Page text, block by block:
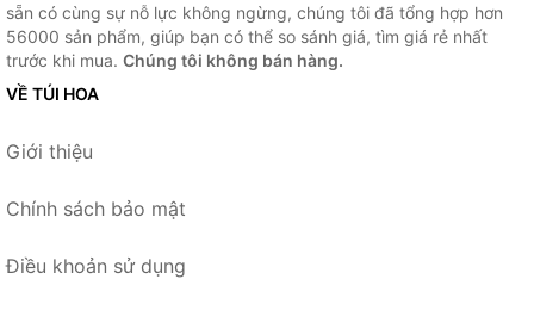
sẵn có cùng sự nỗ lực không ngừng, chúng tôi đã tổng hợp hơn
56000 sản phẩm, giúp bạn có thể so sánh giá, tìm giá rẻ nhất
trước khi mua. Chúng tôi không bán hàng.
VỀ TÚI HOA
Giới thiệu
Chính sách bảo mật
Điều khoản sử dụng